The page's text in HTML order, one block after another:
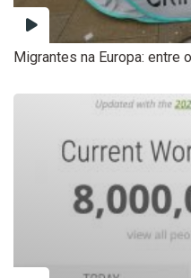
Migrantes na Europa: entre